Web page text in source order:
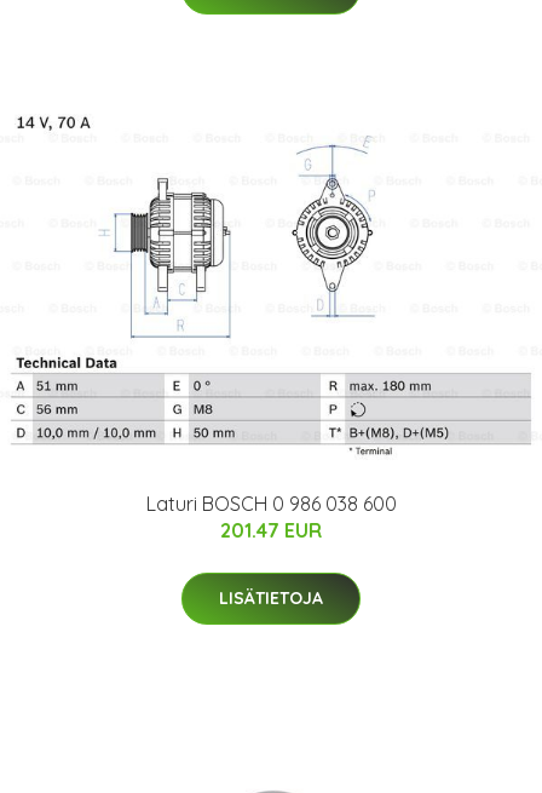
Laturi BOSCH 0 986 038 600
201.47 EUR
LISÄTIETOJA